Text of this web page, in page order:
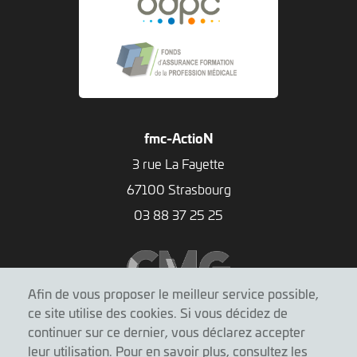
fmc-ActioN
3 rue La Fayette
67100 Strasbourg
03 88 37 25 25
Afin de vous proposer le meilleur service possible,
ce site utilise des cookies. Si vous décidez de
continuer sur ce dernier, vous déclarez accepter
leur utilisation. Pour en savoir plus, consultez les